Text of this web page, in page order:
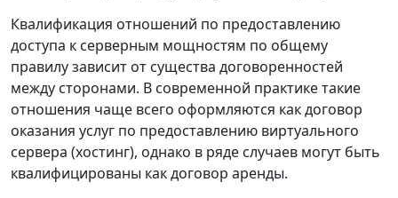
Квалификация отношений по предоставлению
доступа к серверным мощностям по общему
правилу зависит от существа договоренностей
между сторонами. В современной практике такие
отношения чаще всего оформляются как договор
оказания услуг по предоставлению виртуального
сервера (хостинг), однако в ряде случаев могут быть
квалифицированы как договор аренды.